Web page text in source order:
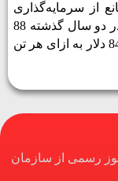
از سرمایه‌گذاری
اروپا در تولید لیتیوم می‌شود. قیمت لیتیوم در دو سال گذشته 88
درصد ارزش خود را از دست داده و از 84،000 دلار به ازای هر تن
رسمی از سازمان